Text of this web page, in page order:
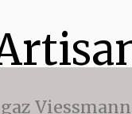
Viessmann